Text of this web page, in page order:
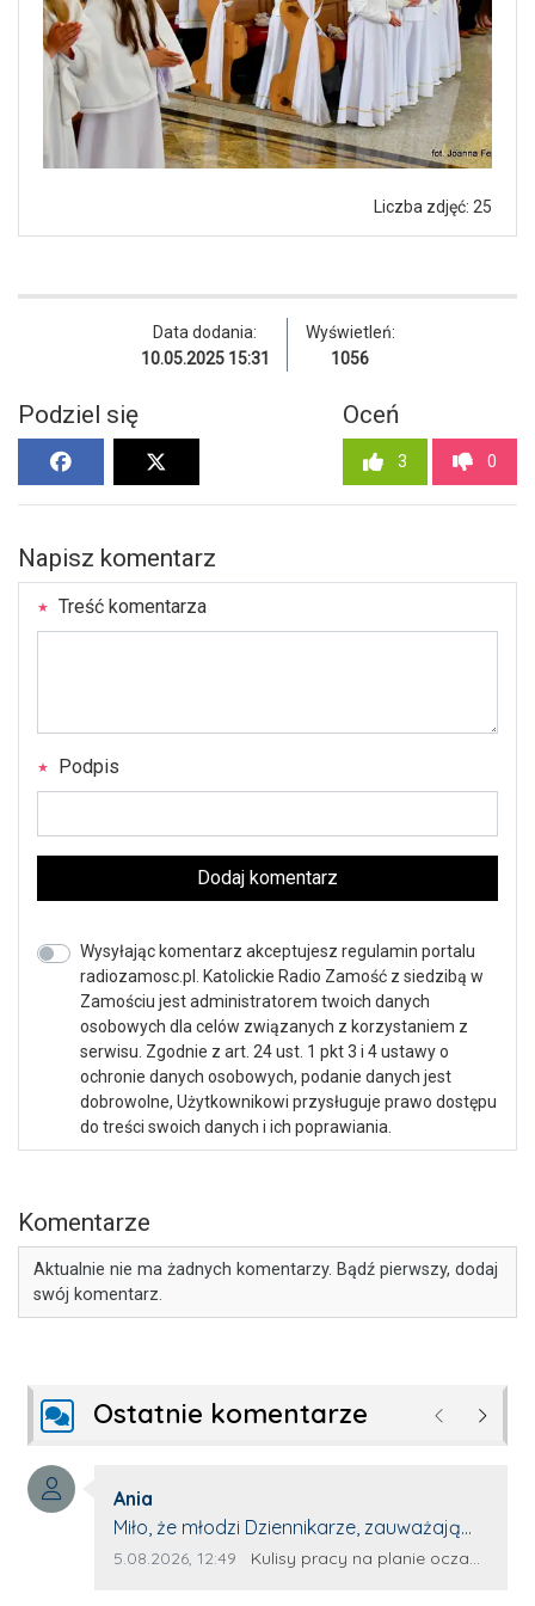
Liczba zdjęć: 25
Data dodania:
10.05.2025 15:31
Wyświetleń:
1056
Podziel się Oceń
3 0
Napisz komentarz
Treść komentarza
Podpis
Dodaj komentarz
Wysyłając komentarz akceptujesz regulamin portalu
radiozamosc.pl. Katolickie Radio Zamość z siedzibą w
Zamościu jest administratorem twoich danych
osobowych dla celów związanych z korzystaniem z
serwisu. Zgodnie z art. 24 ust. 1 pkt 3 i 4 ustawy o
ochronie danych osobowych, podanie danych jest
dobrowolne, Użytkownikowi przysługuje prawo dostępu
do treści swoich danych i ich poprawiania.
Komentarze
Aktualnie nie ma żadnych komentarzy. Bądź pierwszy, dodaj
swój komentarz.
Ostatnie komentarze Poprzednie
Autor komentarza:
Ania
Treść komentarza:
Miło, że młodzi Dziennikarze, zauważają
młode talenty, które dopiero wkraczają
Data dodania komentarza:
5.08.2026, 12:49 Źródło komentarza:
Kulisy pracy na planie oczami młodego filmowca